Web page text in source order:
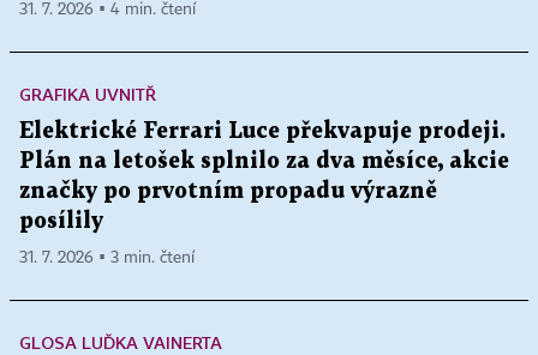
31. 7. 2026 ▪ 4 min. čtení
GRAFIKA UVNITŘ
Elektrické Ferrari Luce překvapuje prodeji.
Plán na letošek splnilo za dva měsíce, akcie
značky po prvotním propadu výrazně
posílily
31. 7. 2026 ▪ 3 min. čtení
GLOSA LUĎKA VAINERTA